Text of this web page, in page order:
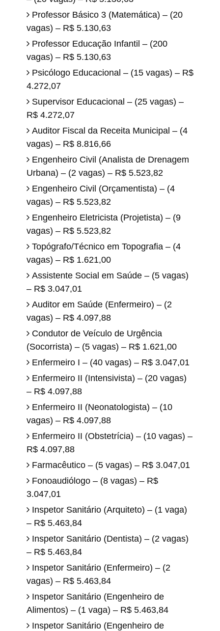
Professor Básico 3 (Matemática) – (20
vagas) – R$ 5.130,63
Professor Educação Infantil – (200
vagas) – R$ 5.130,63
Psicólogo Educacional – (15 vagas) – R$
4.272,07
Supervisor Educacional – (25 vagas) –
R$ 4.272,07
Auditor Fiscal da Receita Municipal – (4
vagas) – R$ 8.816,66
Engenheiro Civil (Analista de Drenagem
Urbana) – (2 vagas) – R$ 5.523,82
Engenheiro Civil (Orçamentista) – (4
vagas) – R$ 5.523,82
Engenheiro Eletricista (Projetista) – (9
vagas) – R$ 5.523,82
Topógrafo/Técnico em Topografia – (4
vagas) – R$ 1.621,00
Assistente Social em Saúde – (5 vagas)
– R$ 3.047,01
Auditor em Saúde (Enfermeiro) – (2
vagas) – R$ 4.097,88
Condutor de Veículo de Urgência
(Socorrista) – (5 vagas) – R$ 1.621,00
Enfermeiro I – (40 vagas) – R$ 3.047,01
Enfermeiro II (Intensivista) – (20 vagas)
– R$ 4.097,88
Enfermeiro II (Neonatologista) – (10
vagas) – R$ 4.097,88
Enfermeiro II (Obstetrícia) – (10 vagas) –
R$ 4.097,88
Farmacêutico – (5 vagas) – R$ 3.047,01
Fonoaudiólogo – (8 vagas) – R$
3.047,01
Inspetor Sanitário (Arquiteto) – (1 vaga)
– R$ 5.463,84
Inspetor Sanitário (Dentista) – (2 vagas)
– R$ 5.463,84
Inspetor Sanitário (Enfermeiro) – (2
vagas) – R$ 5.463,84
Inspetor Sanitário (Engenheiro de
Alimentos) – (1 vaga) – R$ 5.463,84
Inspetor Sanitário (Engenheiro de